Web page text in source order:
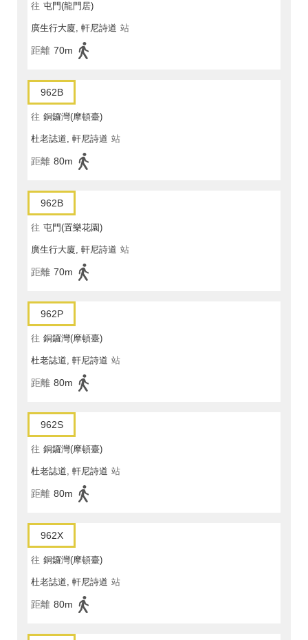
往 屯門(龍門居)
廣生行大廈, 軒尼詩道 站
距離 70m
962B
往 銅鑼灣(摩頓臺)
杜老誌道, 軒尼詩道 站
距離 80m
962B
往 屯門(置樂花園)
廣生行大廈, 軒尼詩道 站
距離 70m
962P
往 銅鑼灣(摩頓臺)
杜老誌道, 軒尼詩道 站
距離 80m
962S
往 銅鑼灣(摩頓臺)
杜老誌道, 軒尼詩道 站
距離 80m
962X
往 銅鑼灣(摩頓臺)
杜老誌道, 軒尼詩道 站
距離 80m